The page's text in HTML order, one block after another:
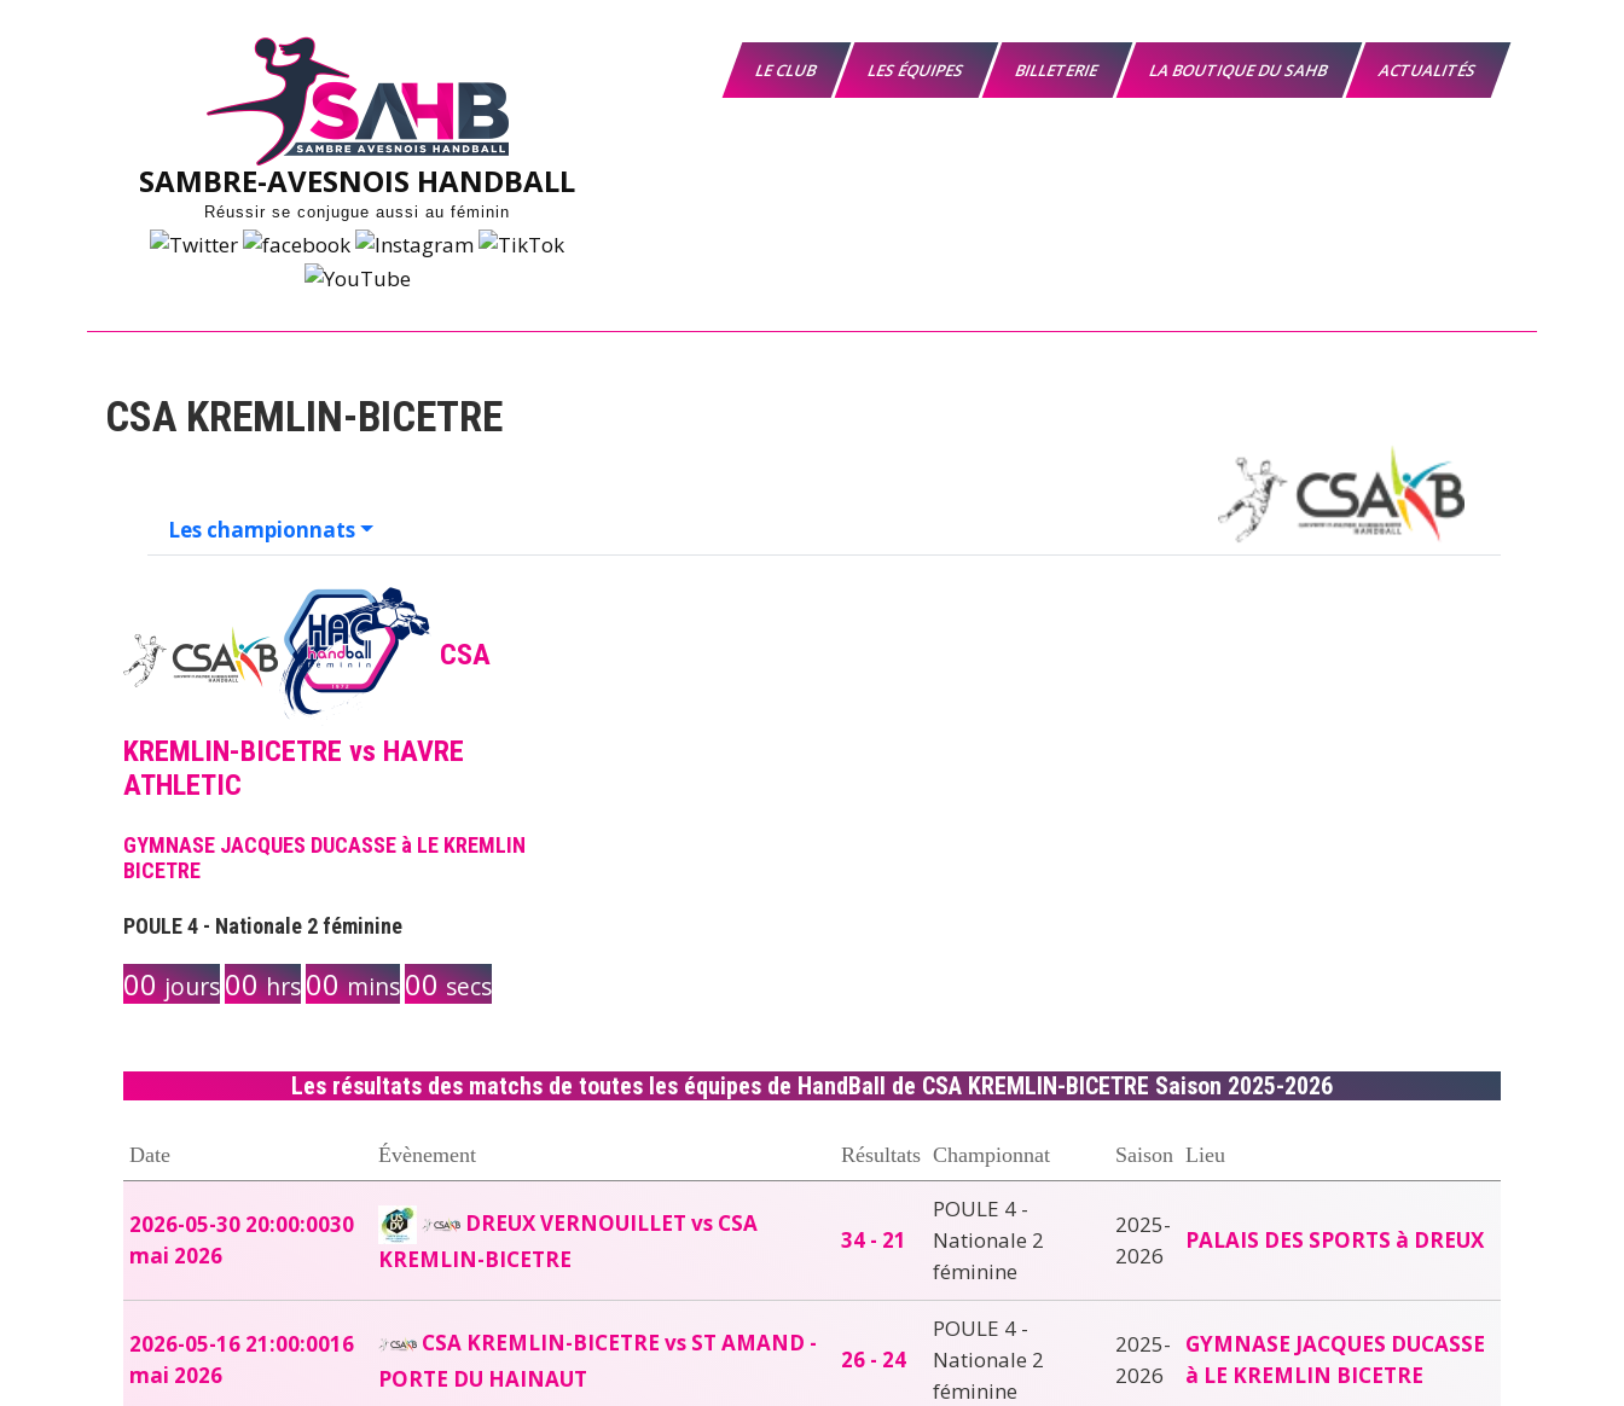
SAMBRE-AVESNOIS HANDBALL
Réussir se conjugue aussi au féminin
LE CLUB LES ÉQUIPES BILLETERIE LA BOUTIQUE DU SAHB ACTUALITÉS
CSA KREMLIN-BICETRE
Les championnats
CSA
KREMLIN-BICETRE vs HAVRE
ATHLETIC
GYMNASE JACQUES DUCASSE à LE KREMLIN
BICETRE
POULE 4 - Nationale 2 féminine
00jours00hrs00mins00secs
Les résultats des matchs de toutes les équipes de HandBall de CSA KREMLIN-BICETRE Saison 2025-2026
Date Évènement Résultats Championnat Saison Lieu
2026-05-30 20:00:0030
mai 2026
DREUX VERNOUILLET vs CSA
KREMLIN-BICETRE
34 - 21
POULE 4 -
Nationale 2
féminine
2025-
2026
PALAIS DES SPORTS à DREUX
2026-05-16 21:00:0016
mai 2026
CSA KREMLIN-BICETRE vs ST AMAND -
PORTE DU HAINAUT
26 - 24
POULE 4 -
Nationale 2
féminine
2025-
2026
GYMNASE JACQUES DUCASSE
à LE KREMLIN BICETRE